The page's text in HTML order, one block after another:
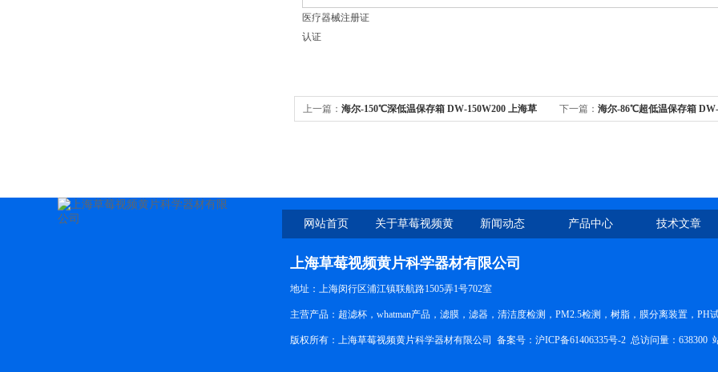
医疗器械注册证
认证
上一篇： 海尔-150℃深低温保存箱 DW-150W200 上海草 下一篇： 海尔-86℃超低温保存箱
网站首页 关于草莓视频黄
片
新闻动态 产品中心 技术文章
上海草莓视频黄片科学器材有限公司
地址：上海闵行区浦江镇联航路1505弄1号702室
主营产品：超滤杯，whatman产品，滤膜，滤器，清洁度检测，PM2.5检测，树脂，膜分离装置，
版权所有：上海草莓视频黄片科学器材有限公司 备案号： 沪ICP备61406335号-2 总访问量：638300